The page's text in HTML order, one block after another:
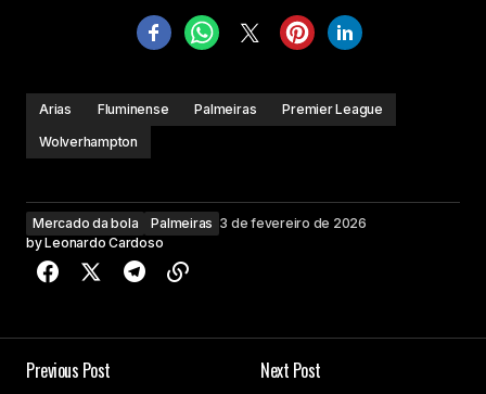
Arias Fluminense Palmeiras
Premier League
Wolverhampton
Mercado da bola Palmeiras 3 de fevereiro de 2026
byLeonardo Cardoso
Previous Post
Next Post